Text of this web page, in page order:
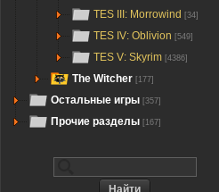
TES III: Morrowind [34]
TES IV: Oblivion [549]
TES V: Skyrim [4386]
The Witcher [177]
Остальные игры [357]
Прочие разделы [167]